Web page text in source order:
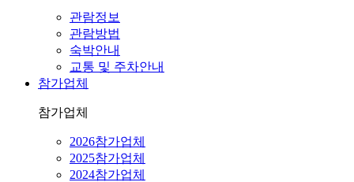
관람정보
관람방법
숙박안내
교통 및 주차안내
참가업체
참가업체
2026참가업체
2025참가업체
2024참가업체